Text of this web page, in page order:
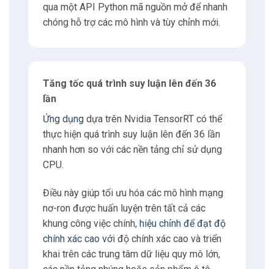
Thực hiện quá trình suy luận
5.2 Tối ưu hoá mô hình
5.3 Triển khai và chạy mô hình với Triton
Tối ưu hóa suy luận
6.1 Quantization
6.2 Layer and tensor fusion
6.3 Kernel tuning
qua một API Python mã nguồn mở để nhanh
chóng hỗ trợ các mô hình và tùy chỉnh mới.
Tăng tốc quá trình suy luận lên đến 36
lần
Ứng dụngdựa trên Nvidia TensorRT có thể
thực hiện quá trình suy luận lên đến 36 lần
nhanh hơn so với các nền tảng chỉ sử dụng
CPU.
Điều này giúp tối ưu hóa các mô hình mạng
nơ-ron được huấn luyện trên tất cả các
khung công việc chính, hiệu chỉnh để đạt độ
chính xác cao vớiđộ chính xác cao và triển
khai trên các trung tâm dữ liệu quy mô lớn,